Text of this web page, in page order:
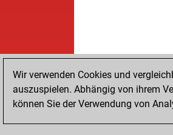
Wir verwenden Cookies und
auszuspielen. Abhängig von ihrem
können Sie der Verwendung von